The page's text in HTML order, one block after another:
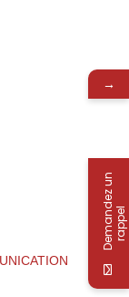
→
D
e
m
a
n
d
e
z
u
n
r
a
p
p
el